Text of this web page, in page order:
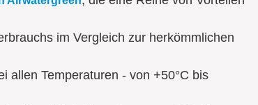
im Vergleich zur herkömmlichen
allen Temperaturen - von +50°C bis